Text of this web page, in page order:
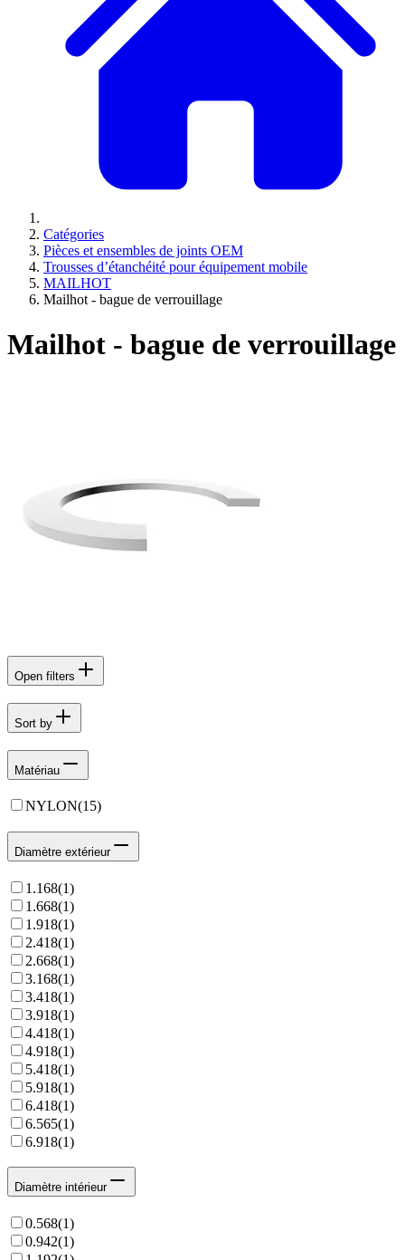
Catégories
Pièces et ensembles de joints OEM
Trousses d’étanchéité pour équipement mobile
MAILHOT
Mailhot - bague de verrouillage
Mailhot - bague de verrouillage
Open filters
Sort by
Matériau
NYLON(15)
Diamètre extérieur
1.168(1)
1.668(1)
1.918(1)
2.418(1)
2.668(1)
3.168(1)
3.418(1)
3.918(1)
4.418(1)
4.918(1)
5.418(1)
5.918(1)
6.418(1)
6.565(1)
6.918(1)
Diamètre intérieur
0.568(1)
0.942(1)